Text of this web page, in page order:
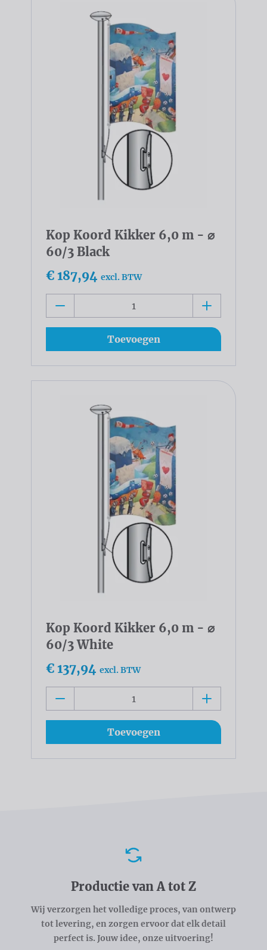
Kop Koord Kikker 6,0 m - ⌀
60/3 Black
€ 187,94 excl. BTW
Toevoegen
Kop Koord Kikker 6,0 m - ⌀
60/3 White
€ 137,94 excl. BTW
Toevoegen
Productie van A tot Z
Wij verzorgen het volledige proces, van ontwerp
tot levering, en zorgen ervoor dat elk detail
perfect is. Jouw idee, onze uitvoering!